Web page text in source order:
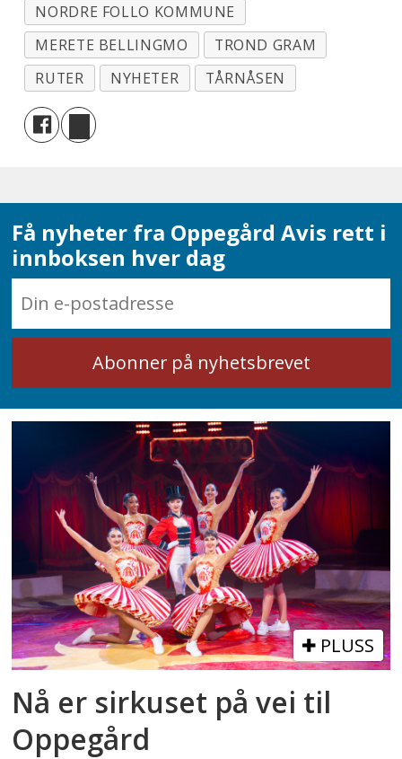
NORDRE FOLLO KOMMUNE
MERETE BELLINGMO
TROND GRAM
RUTER
NYHETER TÅRNÅSEN
Få nyheter fra Oppegård Avis rett i
innboksen hver dag
PLUSS
Nå er sirkuset på vei til
Oppegård